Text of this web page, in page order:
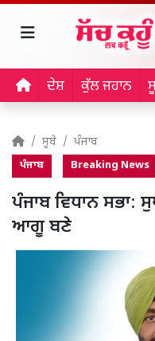
ਦੇਸ਼ ਕੁੱਲ ਜਹਾਨ
ਸੂਬੇ ਪੰਜਾਬ
ਪੰਜਾਬ Breaking News
ਪੰਜਾਬ ਵਿਧਾਨ ਸਭਾ:
ਆਗੂ ਬਣੇ